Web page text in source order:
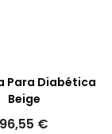
Para Diabética
Beige
96,55 €